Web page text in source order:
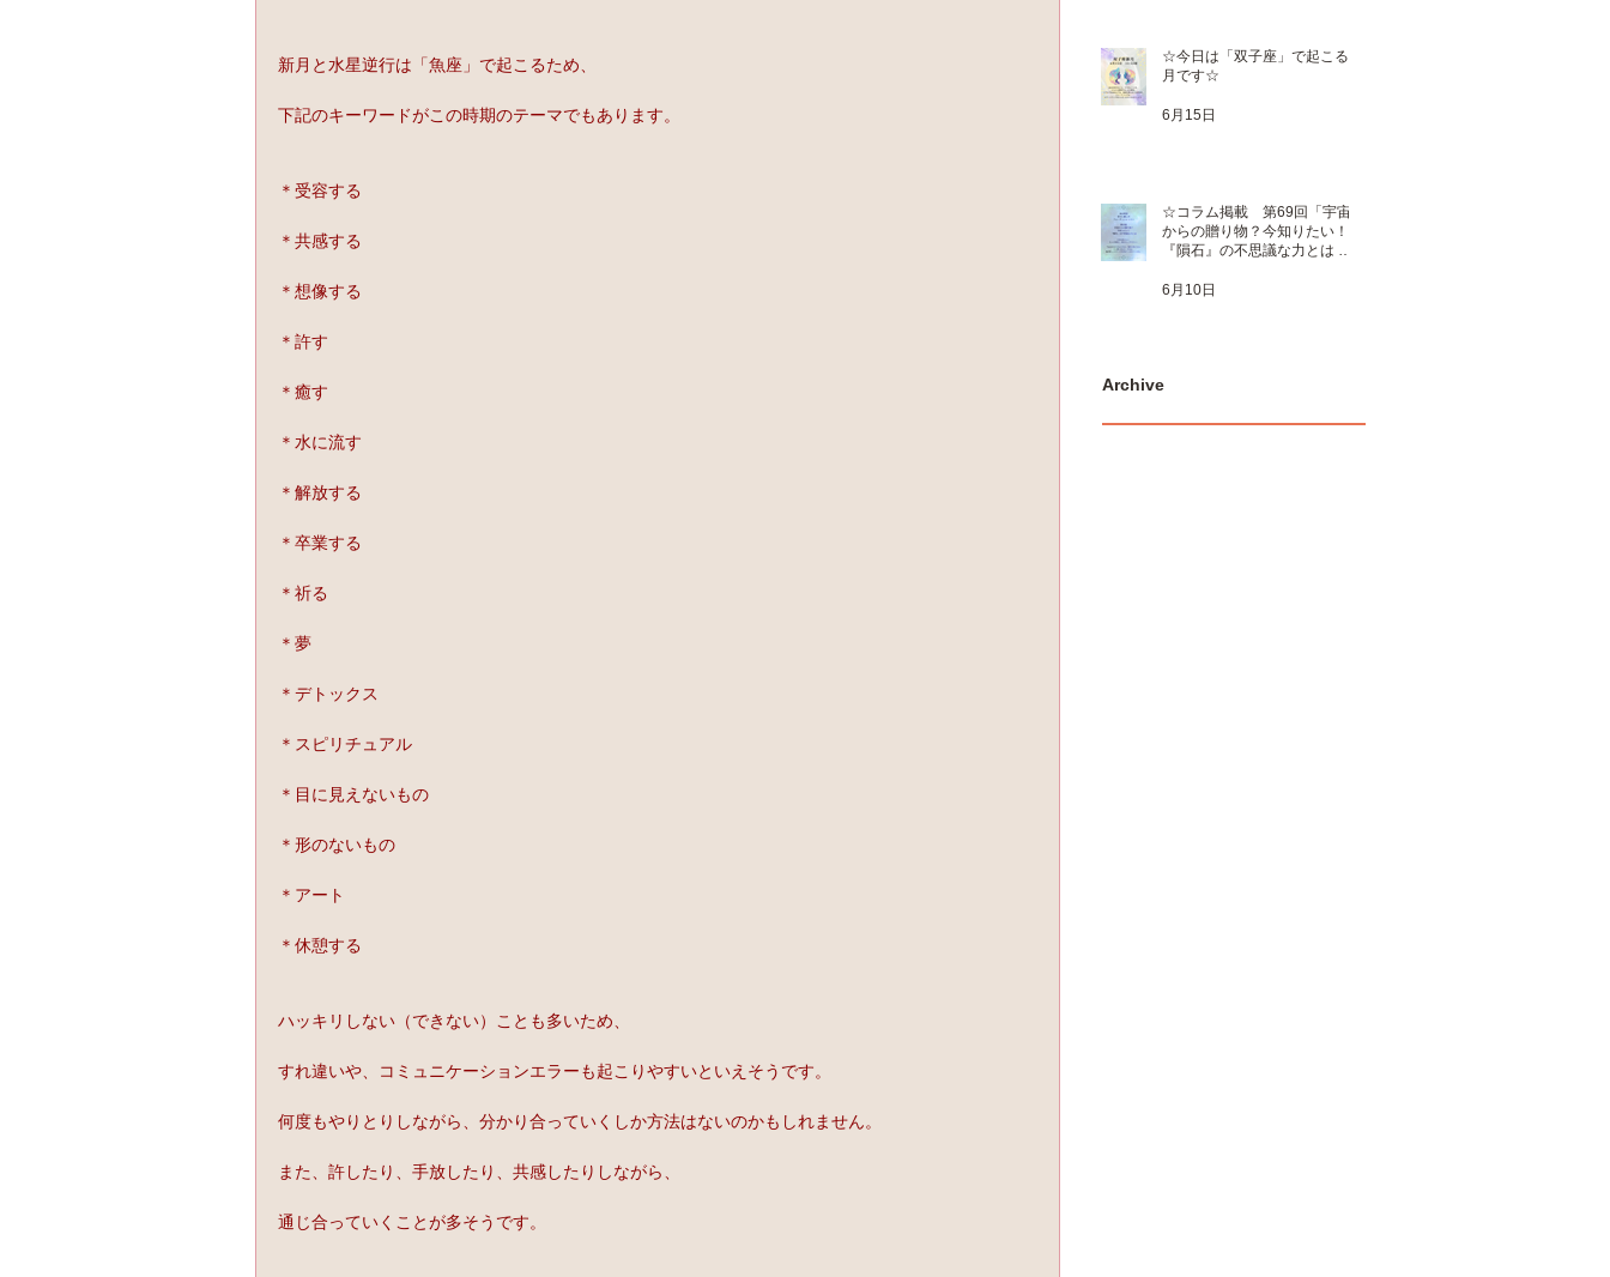
新月と水星逆行は「魚座」で起こるため、
下記のキーワードがこの時期のテーマでもあります。
＊受容する
＊共感する
＊想像する
＊許す
＊癒す
＊水に流す
＊解放する
＊卒業する
＊祈る
＊夢
＊デトックス
＊スピリチュアル
＊目に見えないもの
＊形のないもの
＊アート
＊休憩する
ハッキリしない（できない）ことも多いため、
すれ違いや、コミュニケーションエラーも起こりやすいといえそうです。
何度もやりとりしながら、分かり合っていくしか方法はないのかもしれません。
また、許したり、手放したり、共感したりしながら、
通じ合っていくことが多そうです。
☆今日は「双子座」で起こる新
月です☆
6月15日
☆コラム掲載 第69回「宇宙
からの贈り物？今知りたい！
『隕石』の不思議な力とは 」
6月10日
Archive